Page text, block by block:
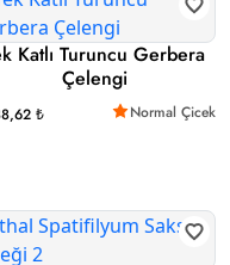
Katlı Turuncu Gerbera
Çelengi
₺ Normal Çicek